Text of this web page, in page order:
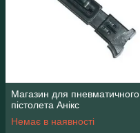
Магазин для пневматичного
пістолета Анікс
Немає в наявності